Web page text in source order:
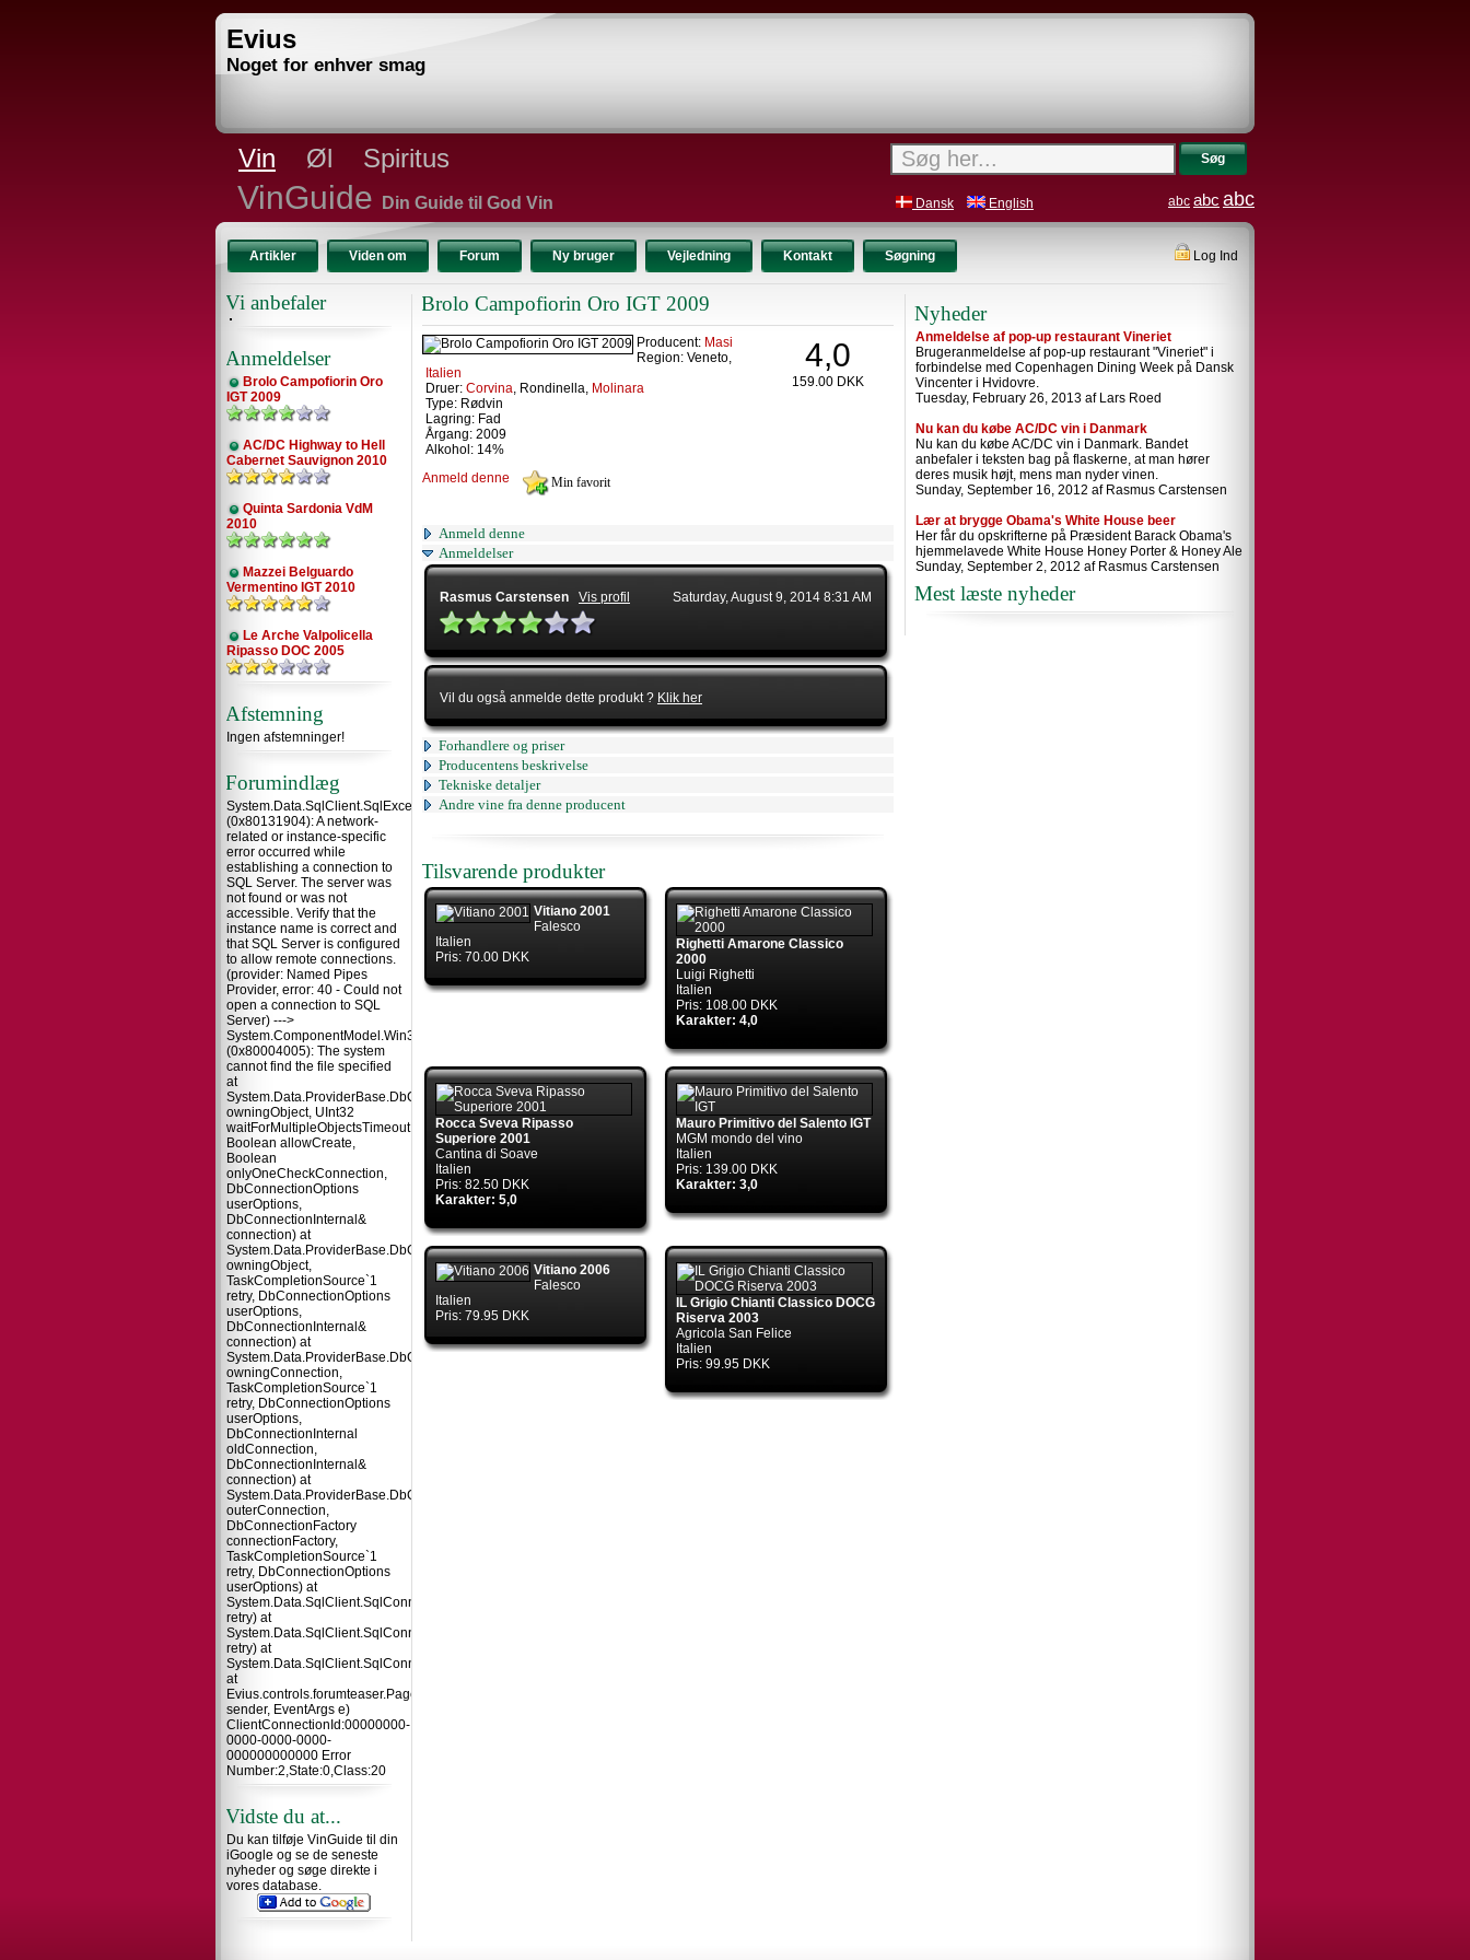
Evius
Noget for enhver smag
Vin Øl Spiritus Søg
VinGuide Din Guide til God Vin Dansk English abc abc abc
Artikler Viden om Forum Ny bruger Vejledning Kontakt Søgning Log Ind
Vi anbefaler
Anmeldelser
Brolo Campofiorin Oro
IGT 2009
AC/DC Highway to Hell
Cabernet Sauvignon 2010
Quinta Sardonia VdM
2010
Mazzei Belguardo
Vermentino IGT 2010
Le Arche Valpolicella
Ripasso DOC 2005
Afstemning
Ingen afstemninger!
Forumindlæg
System.Data.SqlClient.SqlException
(0x80131904): A network-
related or instance-specific
error occurred while
establishing a connection to
SQL Server. The server was
not found or was not
accessible. Verify that the
instance name is correct and
that SQL Server is configured
to allow remote connections.
(provider: Named Pipes
Provider, error: 40 - Could not
open a connection to SQL
Server) --->
System.ComponentModel.Win32Exception
(0x80004005): The system
cannot find the file specified
at
System.Data.ProviderBase.DbConnectionPool.TryGetConnection(DbConnection
owningObject, UInt32
waitForMultipleObjectsTimeout,
Boolean allowCreate,
Boolean
onlyOneCheckConnection,
DbConnectionOptions
userOptions,
DbConnectionInternal&
connection) at
System.Data.ProviderBase.DbConnectionPool.TryGetConnection(DbConnection
owningObject,
TaskCompletionSource`1
retry, DbConnectionOptions
userOptions,
DbConnectionInternal&
connection) at
System.Data.ProviderBase.DbConnectionFactory.TryGetConnection(DbConnection
owningConnection,
TaskCompletionSource`1
retry, DbConnectionOptions
userOptions,
DbConnectionInternal
oldConnection,
DbConnectionInternal&
connection) at
System.Data.ProviderBase.DbConnectionInternal.TryOpenConnectionInternal(DbConnection
outerConnection,
DbConnectionFactory
connectionFactory,
TaskCompletionSource`1
retry, DbConnectionOptions
userOptions) at
System.Data.SqlClient.SqlConnection.TryOpenInner(TaskCompletionSource`1
retry) at
System.Data.SqlClient.SqlConnection.TryOpen(TaskCompletionSource`1
retry) at
System.Data.SqlClient.SqlConnection.Open()
at
Evius.controls.forumteaser.Page_Load(Object
sender, EventArgs e)
ClientConnectionId:00000000-
0000-0000-0000-
000000000000 Error
Number:2,State:0,Class:20
Vidste du at...
Du kan tilføje VinGuide til din
iGoogle og se de seneste
nyheder og søge direkte i
vores database.
Brolo Campofiorin Oro IGT 2009
Producent: Masi
Region: Veneto,
Italien
Druer: Corvina, Rondinella, Molinara
Type: Rødvin
Lagring: Fad
Årgang: 2009
Alkohol: 14%
4,0
159.00 DKK
Anmeld denne
Anmeld denne
Anmeldelser
Rasmus Carstensen Vis profil Saturday, August 9, 2014 8:31 AM
Vil du også anmelde dette produkt ? Klik her
Forhandlere og priser
Producentens beskrivelse
Tekniske detaljer
Andre vine fra denne producent
Tilsvarende produkter
Vitiano 2001
Falesco
Italien
Pris: 70.00 DKK
Righetti Amarone Classico
2000
Luigi Righetti
Italien
Pris: 108.00 DKK
Karakter: 4,0
Rocca Sveva Ripasso
Superiore 2001
Cantina di Soave
Italien
Pris: 82.50 DKK
Karakter: 5,0
Mauro Primitivo del Salento IGT
MGM mondo del vino
Italien
Pris: 139.00 DKK
Karakter: 3,0
Vitiano 2006
Falesco
Italien
Pris: 79.95 DKK
IL Grigio Chianti Classico DOCG
Riserva 2003
Agricola San Felice
Italien
Pris: 99.95 DKK
Nyheder
Anmeldelse af pop-up restaurant Vineriet
Brugeranmeldelse af pop-up restaurant "Vineriet" i
forbindelse med Copenhagen Dining Week på Dansk
Vincenter i Hvidovre.
Tuesday, February 26, 2013 af Lars Roed
Nu kan du købe AC/DC vin i Danmark
Nu kan du købe AC/DC vin i Danmark. Bandet
anbefaler i teksten bag på flaskerne, at man hører
deres musik højt, mens man nyder vinen.
Sunday, September 16, 2012 af Rasmus Carstensen
Lær at brygge Obama's White House beer
Her får du opskrifterne på Præsident Barack Obama's
hjemmelavede White House Honey Porter & Honey Ale
Sunday, September 2, 2012 af Rasmus Carstensen
Mest læste nyheder